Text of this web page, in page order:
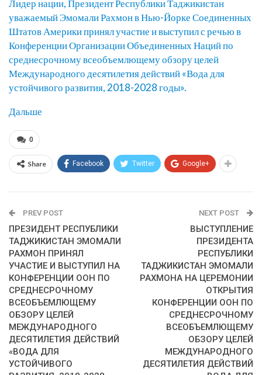
Лидер нации, Президент Республики Таджикистан
уважаемый Эмомали Рахмон в Нью-Йорке Соединенных
Штатов Америки принял участие и выступил с речью в
Конференции Организации Объединенных Наций по
среднесрочному всеобъемлющему обзору целей
Международного десятилетия действий «Вода для
устойчивого развития, 2018-2028 годы».
Дальше
0
Share Facebook Twitter Google+
PREV POST
ПРЕЗИДЕНТ РЕСПУБЛИКИ
ТАДЖИКИСТАН ЭМОМАЛИ
РАХМОН ПРИНЯЛ
УЧАСТИЕ И ВЫСТУПИЛ НА
КОНФЕРЕНЦИИ ООН ПО
СРЕДНЕСРОЧНОМУ
ВСЕОБЪЕМЛЮЩЕМУ
ОБЗОРУ ЦЕЛЕЙ
МЕЖДУНАРОДНОГО
ДЕСЯТИЛЕТИЯ ДЕЙСТВИЙ
«ВОДА ДЛЯ
УСТОЙЧИВОГО
NEXT POST
ВЫСТУПЛЕНИЕ
ПРЕЗИДЕНТА
РЕСПУБЛИКИ
ТАДЖИКИСТАН ЭМОМАЛИ
РАХМОНА НА ЦЕРЕМОНИИ
ОТКРЫТИЯ
КОНФЕРЕНЦИИ ООН ПО
СРЕДНЕСРОЧНОМУ
ВСЕОБЪЕМЛЮЩЕМУ
ОБЗОРУ ЦЕЛЕЙ
МЕЖДУНАРОДНОГО
ДЕСЯТИЛЕТИЯ ДЕЙСТВИЙ